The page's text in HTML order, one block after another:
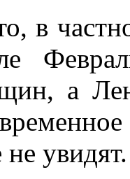
в
а
увидят.